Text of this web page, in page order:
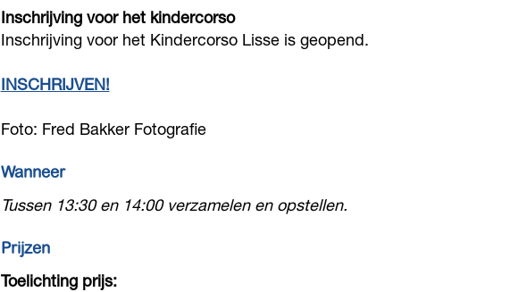
e e
Inschrijving voor het kindercorso
Inschrijving voor het Kindercorso Lisse is geopend.
INSCHRIJVEN!
Foto: Fred Bakker Fotografie
Wanneer
Tussen 13:30 en 14:00 verzamelen en opstellen.
Prijzen
Toelichting prijs: